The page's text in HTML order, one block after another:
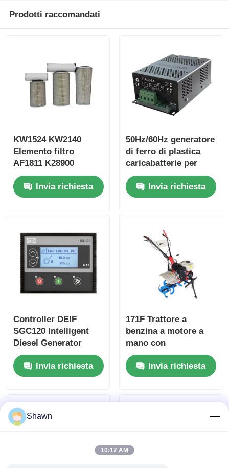
Prodotti raccomandati
KW1524 KW2140
Elemento filtro
AF1811 K28900
KW2448 AA2960
AA90139Invia richiesta
50Hz/60Hz generatore
di ferro di plastica
caricabatterie per
generatore di standby
Invia richiesta
Controller DEIF
SGC120 Intelligent
Diesel Generator
Control Board
Invia richiesta
171F Trattore a
benzina a motore a
mano con
ingranaggio a mano
micro rotante
Invia richiesta
Shawn
10:17 AM